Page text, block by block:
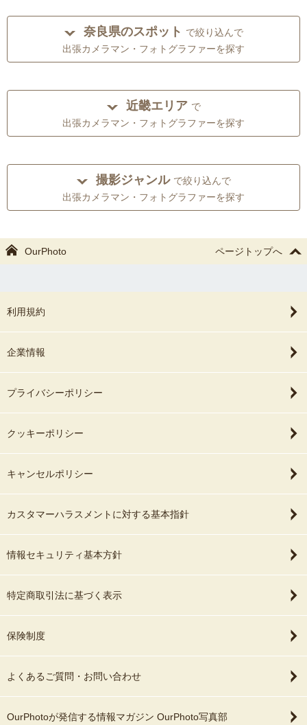
奈良県のスポット で絞り込んで
出張カメラマン・フォトグラファーを探す
近畿エリア で
出張カメラマン・フォトグラファーを探す
撮影ジャンル で絞り込んで
出張カメラマン・フォトグラファーを探す
OurPhoto ページトップへ
利用規約
企業情報
プライバシーポリシー
クッキーポリシー
キャンセルポリシー
カスタマーハラスメントに対する基本指針
情報セキュリティ基本方針
特定商取引法に基づく表示
保険制度
よくあるご質問・お問い合わせ
OurPhotoが発信する情報マガジン OurPhoto写真部